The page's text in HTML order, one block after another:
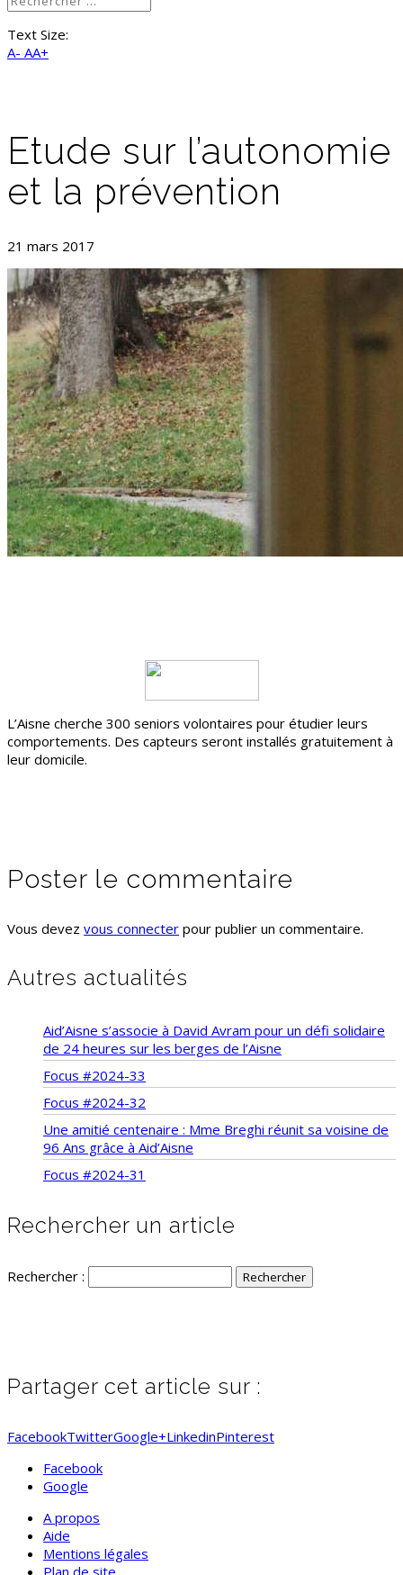
Text Size:
A- AA+
Etude sur l’autonomie
et la prévention
21 mars 2017
L’Aisne cherche 300 seniors volontaires pour étudier leurs
comportements. Des capteurs seront installés gratuitement à
leur domicile.
Poster le commentaire
Vous devez vous connecter pour publier un commentaire.
Autres actualités
Aid’Aisne s’associe à David Avram pour un défi solidaire
de 24 heures sur les berges de l’Aisne
Focus #2024-33
Focus #2024-32
Une amitié centenaire : Mme Breghi réunit sa voisine de
96 Ans grâce à Aid’Aisne
Focus #2024-31
Rechercher un article
Rechercher :
Partager cet article sur :
FacebookTwitterGoogle+LinkedinPinterest
Facebook
Google
A propos
Aide
Mentions légales